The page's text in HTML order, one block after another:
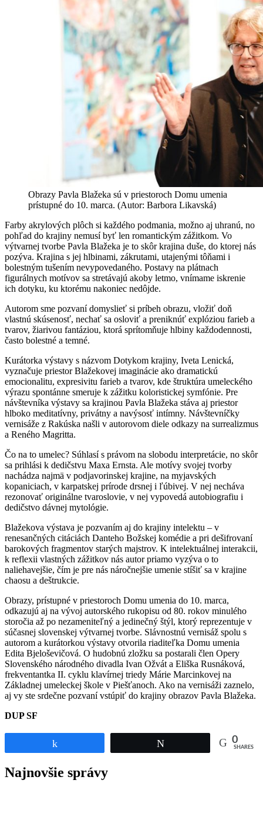
Obrazy Pavla Blažeka sú v priestoroch Domu umenia
prístupné do 10. marca. (Autor: Barbora Likavská)
Farby akrylových plôch si každého podmania, možno aj uhranú, no
pohľad do krajiny nemusí byť len romantickým zážitkom. Vo
výtvarnej tvorbe Pavla Blažeka je to skôr krajina duše, do ktorej nás
pozýva. Krajina s jej hlbinami, zákrutami, utajenými tôňami i
bolestným tušením nevypovedaného. Postavy na plátnach
figurálnych motívov sa stretávajú akoby letmo, vnímame iskrenie
ich dotyku, ku ktorému nakoniec nedôjde.
Autorom sme pozvaní domyslieť si príbeh obrazu, vložiť doň
vlastnú skúsenosť, nechať sa osloviť a preniknúť explóziou farieb a
tvarov, žiarivou fantáziou, ktorá sprítomňuje hlbiny každodennosti,
často bolestné a temné.
Kurátorka výstavy s názvom Dotykom krajiny, Iveta Lenická,
vyznačuje priestor Blažekovej imaginácie ako dramatickú
emocionalitu, expresivitu farieb a tvarov, kde štruktúra umeleckého
výrazu spontánne smeruje k zážitku koloristickej symfónie. Pre
návštevníka výstavy sa krajinou Pavla Blažeka stáva aj priestor
hlboko meditatívny, privátny a navýsosť intímny. Návštevníčky
vernisáže z Rakúska našli v autorovom diele odkazy na surrealizmus
a Reného Magritta.
Čo na to umelec? Súhlasí s právom na slobodu interpretácie, no skôr
sa prihlási k dedičstvu Maxa Ernsta. Ale motívy svojej tvorby
nachádza najmä v podjavorinskej krajine, na myjavských
kopaniciach, v karpatskej prírode drsnej i ľúbivej. V nej necháva
rezonovať originálne tvaroslovie, v nej vypovedá autobiografiu i
dedičstvo dávnej mytológie.
Blažekova výstava je pozvaním aj do krajiny intelektu – v
renesančných citáciách Danteho Božskej komédie a pri dešifrovaní
barokových fragmentov starých majstrov. K intelektuálnej interakcii,
k reflexii vlastných zážitkov nás autor priamo vyzýva o to
naliehavejšie, čím je pre nás náročnejšie umenie stíšiť sa v krajine
chaosu a deštrukcie.
Obrazy, prístupné v priestoroch Domu umenia do 10. marca,
odkazujú aj na vývoj autorského rukopisu od 80. rokov minulého
storočia až po nezameniteľný a jedinečný štýl, ktorý reprezentuje v
súčasnej slovenskej výtvarnej tvorbe. Slávnostnú vernisáž spolu s
autorom a kurátorkou výstavy otvorila riaditeľka Domu umenia
Edita Bjeloševičová. O hudobnú zložku sa postarali člen Opery
Slovenského národného divadla Ivan Ožvát a Eliška Rusnáková,
frekventantka II. cyklu klavírnej triedy Márie Marcinkovej na
Základnej umeleckej škole v Piešťanoch. Ako na vernisáži zaznelo,
aj vy ste srdečne pozvaní vstúpiť do krajiny obrazov Pavla Blažeka.
DUP SF
0
SHARES
Najnovšie správy